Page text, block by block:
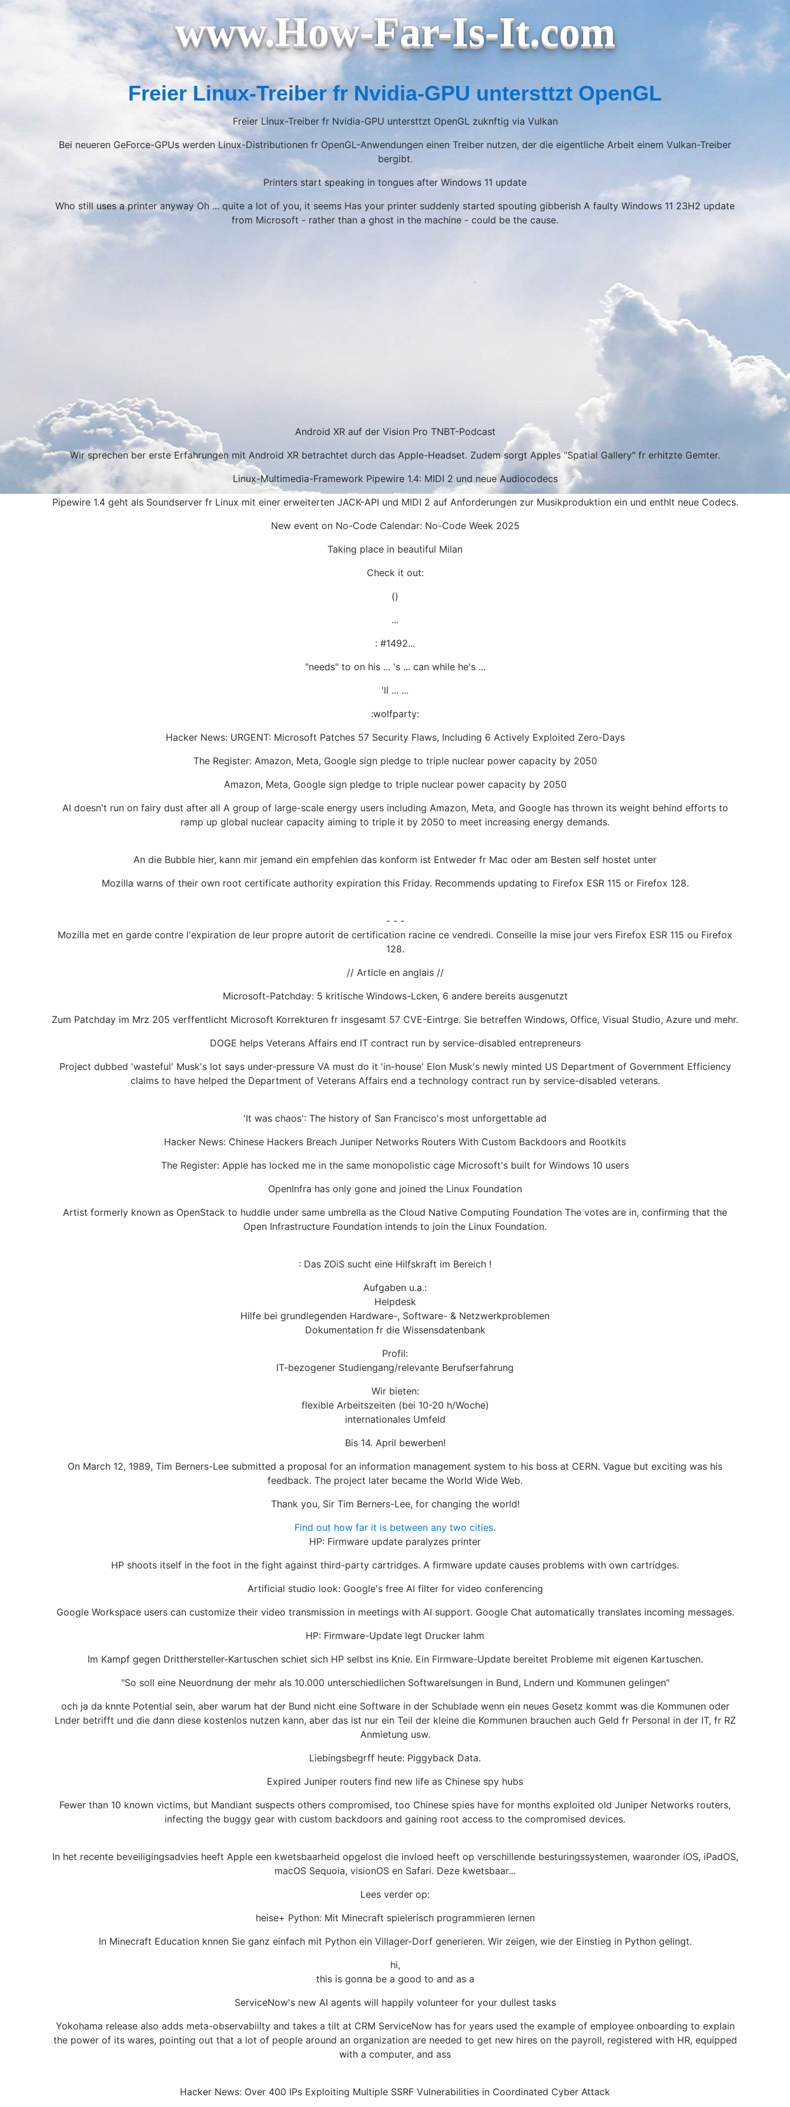
www.How-Far-Is-It.com
Freier Linux-Treiber fr Nvidia-GPU untersttzt OpenGL
Freier Linux-Treiber fr Nvidia-GPU untersttzt OpenGL zuknftig via Vulkan
Bei neueren GeForce-GPUs werden Linux-Distributionen fr OpenGL-Anwendungen einen Treiber nutzen, der die eigentliche Arbeit einem Vulkan-Treiber
bergibt.
Printers start speaking in tongues after Windows 11 update
Who still uses a printer anyway Oh ... quite a lot of you, it seems Has your printer suddenly started spouting gibberish A faulty Windows 11 23H2 update
from Microsoft - rather than a ghost in the machine - could be the cause.
Android XR auf der Vision Pro TNBT-Podcast
Wir sprechen ber erste Erfahrungen mit Android XR betrachtet durch das Apple-Headset. Zudem sorgt Apples "Spatial Gallery" fr erhitzte Gemter.
Linux-Multimedia-Framework Pipewire 1.4: MIDI 2 und neue Audiocodecs
Pipewire 1.4 geht als Soundserver fr Linux mit einer erweiterten JACK-API und MIDI 2 auf Anforderungen zur Musikproduktion ein und enthlt neue Codecs.
New event on No-Code Calendar: No-Code Week 2025
Taking place in beautiful Milan
Check it out:
()
...
: #1492...
"needs" to on his ... 's ... can while he's ...
'll ... ...
:wolfparty:
Hacker News: URGENT: Microsoft Patches 57 Security Flaws, Including 6 Actively Exploited Zero-Days
The Register: Amazon, Meta, Google sign pledge to triple nuclear power capacity by 2050
Amazon, Meta, Google sign pledge to triple nuclear power capacity by 2050
AI doesn't run on fairy dust after all A group of large-scale energy users including Amazon, Meta, and Google has thrown its weight behind efforts to
ramp up global nuclear capacity aiming to triple it by 2050 to meet increasing energy demands.
An die Bubble hier, kann mir jemand ein empfehlen das konform ist Entweder fr Mac oder am Besten self hostet unter
Mozilla warns of their own root certificate authority expiration this Friday. Recommends updating to Firefox ESR 115 or Firefox 128.
- - -
Mozilla met en garde contre l'expiration de leur propre autorit de certification racine ce vendredi. Conseille la mise jour vers Firefox ESR 115 ou Firefox
128.
// Article en anglais //
Microsoft-Patchday: 5 kritische Windows-Lcken, 6 andere bereits ausgenutzt
Zum Patchday im Mrz 205 verffentlicht Microsoft Korrekturen fr insgesamt 57 CVE-Eintrge. Sie betreffen Windows, Office, Visual Studio, Azure und mehr.
DOGE helps Veterans Affairs end IT contract run by service-disabled entrepreneurs
Project dubbed 'wasteful' Musk's lot says under-pressure VA must do it 'in-house' Elon Musk's newly minted US Department of Government Efficiency
claims to have helped the Department of Veterans Affairs end a technology contract run by service-disabled veterans.
'It was chaos': The history of San Francisco's most unforgettable ad
Hacker News: Chinese Hackers Breach Juniper Networks Routers With Custom Backdoors and Rootkits
The Register: Apple has locked me in the same monopolistic cage Microsoft's built for Windows 10 users
OpenInfra has only gone and joined the Linux Foundation
Artist formerly known as OpenStack to huddle under same umbrella as the Cloud Native Computing Foundation The votes are in, confirming that the
Open Infrastructure Foundation intends to join the Linux Foundation.
: Das ZOiS sucht eine Hilfskraft im Bereich !
Aufgaben u.a.:
Helpdesk
Hilfe bei grundlegenden Hardware-, Software- & Netzwerkproblemen
Dokumentation fr die Wissensdatenbank
Profil:
IT-bezogener Studiengang/relevante Berufserfahrung
Wir bieten:
flexible Arbeitszeiten (bei 10-20 h/Woche)
internationales Umfeld
Bis 14. April bewerben!
On March 12, 1989, Tim Berners-Lee submitted a proposal for an information management system to his boss at CERN. Vague but exciting was his
feedback. The project later became the World Wide Web.
Thank you, Sir Tim Berners-Lee, for changing the world!
Find out how far it is between any two cities.
HP: Firmware update paralyzes printer
HP shoots itself in the foot in the fight against third-party cartridges. A firmware update causes problems with own cartridges.
Artificial studio look: Google's free AI filter for video conferencing
Google Workspace users can customize their video transmission in meetings with AI support. Google Chat automatically translates incoming messages.
HP: Firmware-Update legt Drucker lahm
Im Kampf gegen Dritthersteller-Kartuschen schiet sich HP selbst ins Knie. Ein Firmware-Update bereitet Probleme mit eigenen Kartuschen.
"So soll eine Neuordnung der mehr als 10.000 unterschiedlichen Softwarelsungen in Bund, Lndern und Kommunen gelingen"
och ja da knnte Potential sein, aber warum hat der Bund nicht eine Software in der Schublade wenn ein neues Gesetz kommt was die Kommunen oder
Lnder betrifft und die dann diese kostenlos nutzen kann, aber das ist nur ein Teil der kleine die Kommunen brauchen auch Geld fr Personal in der IT, fr RZ
Anmietung usw.
Liebingsbegrff heute: Piggyback Data.
Expired Juniper routers find new life as Chinese spy hubs
Fewer than 10 known victims, but Mandiant suspects others compromised, too Chinese spies have for months exploited old Juniper Networks routers,
infecting the buggy gear with custom backdoors and gaining root access to the compromised devices.
In het recente beveiligingsadvies heeft Apple een kwetsbaarheid opgelost die invloed heeft op verschillende besturingssystemen, waaronder iOS, iPadOS,
macOS Sequoia, visionOS en Safari. Deze kwetsbaar...
Lees verder op:
heise+ Python: Mit Minecraft spielerisch programmieren lernen
In Minecraft Education knnen Sie ganz einfach mit Python ein Villager-Dorf generieren. Wir zeigen, wie der Einstieg in Python gelingt.
hi,
this is gonna be a good to and as a
ServiceNow's new AI agents will happily volunteer for your dullest tasks
Yokohama release also adds meta-observabiilty and takes a tilt at CRM ServiceNow has for years used the example of employee onboarding to explain
the power of its wares, pointing out that a lot of people around an organization are needed to get new hires on the payroll, registered with HR, equipped
with a computer, and ass
Hacker News: Over 400 IPs Exploiting Multiple SSRF Vulnerabilities in Coordinated Cyber Attack